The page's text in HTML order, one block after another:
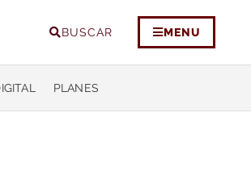
BUSCAR MENU
PLANES